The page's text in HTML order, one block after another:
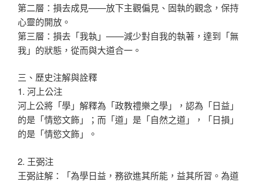
第二層：損去成見——放下主觀偏見、固執的觀念，保持
心靈的開放。
第三層：損去「我執」——減少對自我的執著，達到「無
我」的狀態，從而與大道合一。
三、歷史注解與詮釋
1. 河上公注
河上公將「學」解釋為「政教禮樂之學」，認為「日益」
的是「情慾文飾」；而「道」是「自然之道」，「日損」
的是「情慾文飾」。
2. 王弼注
王弼註解：「為學日益，務欲進其所能，益其所習。為道